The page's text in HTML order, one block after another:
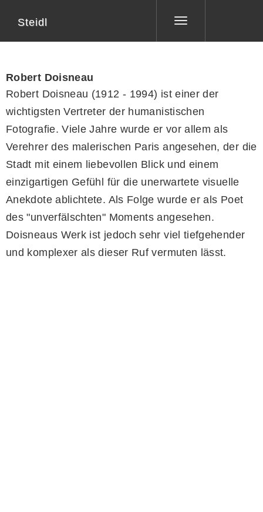
Toggle
Steidl
Robert Doisneau
Robert Doisneau (1912 - 1994) ist einer der
wichtigsten Vertreter der humanistischen
Fotografie. Viele Jahre wurde er vor allem als
Verehrer des malerischen Paris angesehen, der die
Stadt mit einem liebevollen Blick und einem
einzigartigen Gefühl für die unerwartete visuelle
Anekdote ablichtete. Als Folge wurde er als Poet
des "unverfälschten" Moments angesehen.
Doisneaus Werk ist jedoch sehr viel tiefgehender
und komplexer als dieser Ruf vermuten lässt.